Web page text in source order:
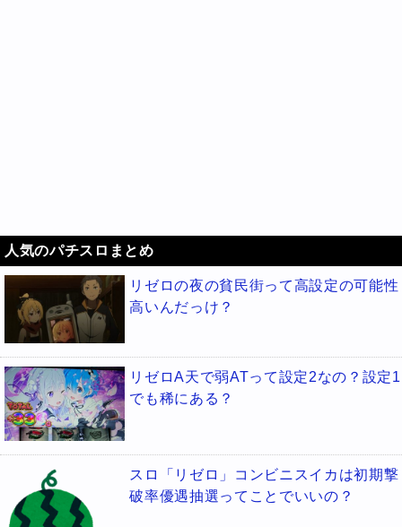
人気のパチスロまとめ
リゼロの夜の貧民街って高設定の可能性
高いんだっけ？
リゼロA天で弱ATって設定2なの？設定1
でも稀にある？
スロ「リゼロ」コンビニスイカは初期撃
破率優遇抽選ってことでいいの？